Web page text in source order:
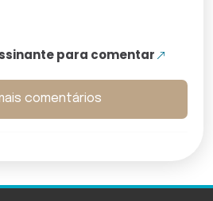
para comentar
comentários